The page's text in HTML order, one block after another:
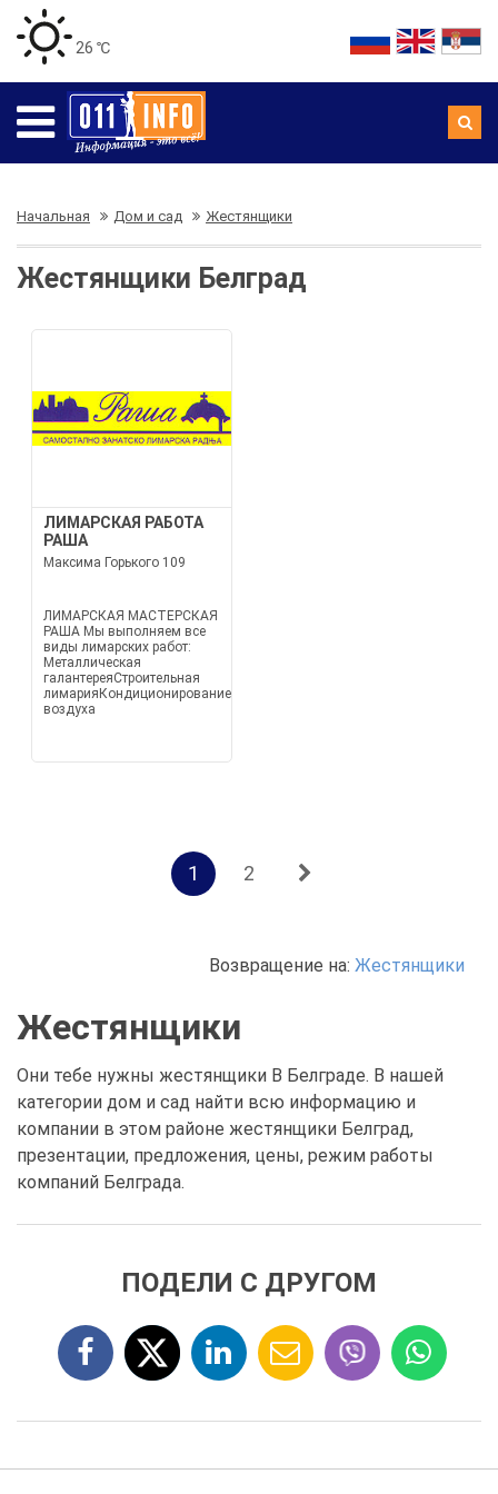
26 ℃
Начальная Дом и сад Жестянщики
Жестянщики Белград
ЛИМАРСКАЯ РАБОТА
РАША
Максима Горького 109
ЛИМАРСКАЯ МАСТЕРСКАЯ
РАША Мы выполняем все
виды лимарских работ:
Металлическая
галантереяСтроительная
лимарияКондиционирование
воздуха
1 2
Возвращение на: Жестянщики
Жестянщики
Они тебе нужны жестянщики В Белграде. В нашей
категории дом и сад найти всю информацию и
компании в этом районе жестянщики Белград,
презентации, предложения, цены, режим работы
компаний Белграда.
ПОДЕЛИ С ДРУГОМ